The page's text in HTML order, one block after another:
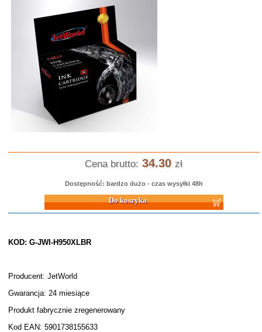
Cena brutto: 34.30 zł
Dostępność: bardzo dużo - czas wysyłki 48h
Do koszyka
KOD: G-JWI-H950XLBR
Producent: JetWorld
Gwarancja: 24 miesiące
Produkt fabrycznie zregenerowany
Kod EAN: 5901738155633